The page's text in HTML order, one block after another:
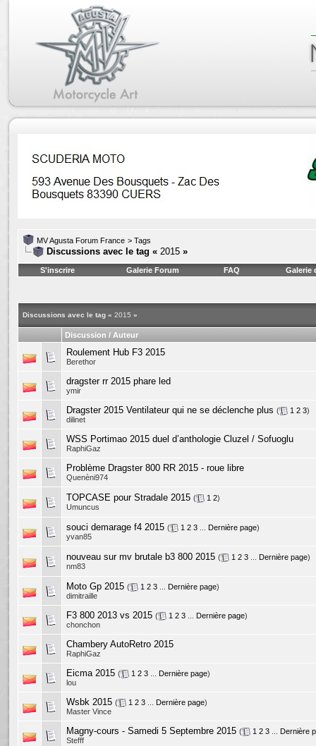
MV Agusta Forum France > Tags
Discussions avec le tag « 2015 »
S'inscrire Galerie Forum FAQ Galerie
Discussions avec le tag « 2015 »
Discussion / Auteur
Roulement Hub F3 2015
Berethor
dragster rr 2015 phare led
ymir
Dragster 2015 Ventilateur qui ne se déclenche plus ( 1 2 3)
dilinet
WSS Portimao 2015 duel d’anthologie Cluzel / Sofuoglu
RaphiGaz
Problème Dragster 800 RR 2015 - roue libre
Quenèni974
TOPCASE pour Stradale 2015 ( 1 2)
Umuncus
souci demarage f4 2015 ( 1 2 3 Dernière page)
yvan85
nouveau sur mv brutale b3 800 2015 ( 1 2 3 Dernière page)
nm83
Moto Gp 2015 ( 1 2 3 Dernière page)
dimitraille
F3 800 2013 vs 2015 ( 1 2 3 Dernière page)
chonchon
Chambery AutoRetro 2015
RaphiGaz
Eicma 2015 ( 1 2 3 Dernière page)
lou
Wsbk 2015 ( 1 2 3 Dernière page)
Master Vince
Magny-cours - Samedi 5 Septembre 2015 ( 1 2 3
Dernière
Stefff